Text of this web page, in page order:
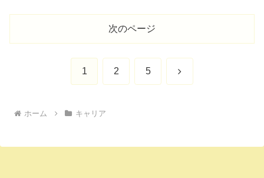
次のページ
1 2 5 次
ホーム キャリア